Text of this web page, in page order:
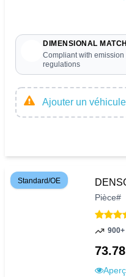
DIMENSIONAL MATCH
Compliant with emission
regulations
Ajouter un
Standard/OE
Pièce#
900+
73.78